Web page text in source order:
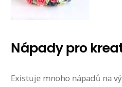
Nápady pro
Existuje mnoho nápadů na